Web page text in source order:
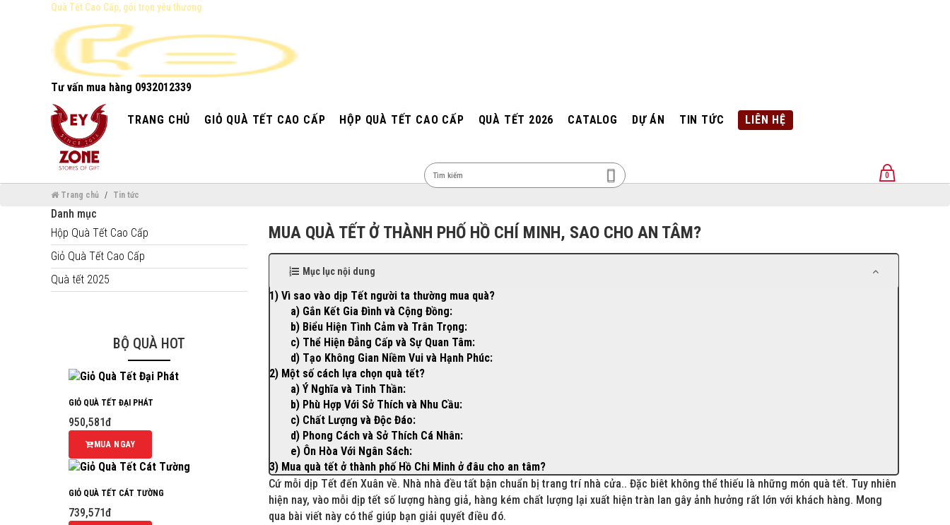
Quà Tết Cao Cấp, gói trọn yêu thương
Tư vấn mua hàng 0932012339
TRANG CHỦ GIỎ QUÀ TẾT CAO CẤP HỘP QUÀ TẾT CAO CẤP QUÀ TẾT 2026 CATALOG DỰ ÁN TIN TỨC LIÊN HỆ
MENU
0
Trang chủ
Tin tức
MUA QUÀ TẾT Ở THÀNH PHỐ HỒ CHÍ MINH, SAO CHO AN TÂM?
Mục lục nội dung
1) Vì sao vào dịp Tết người ta thường mua quà?
a) Gắn Kết Gia Đình và Cộng Đồng:
b) Biểu Hiện Tình Cảm và Trân Trọng:
c) Thể Hiện Đẳng Cấp và Sự Quan Tâm:
d) Tạo Không Gian Niềm Vui và Hạnh Phúc:
2) Một số cách lựa chọn quà tết?
a) Ý Nghĩa và Tinh Thần:
b) Phù Hợp Với Sở Thích và Nhu Cầu:
c) Chất Lượng và Độc Đáo:
d) Phong Cách và Sở Thích Cá Nhân:
e) Ôn Hòa Với Ngân Sách:
3) Mua quà tết ở thành phố Hồ Chi Minh ở đâu cho an tâm?
Cứ mỗi dịp Tết đến Xuân về. Nhà nhà đều tất bận chuẩn bị trang trí nhà cửa.. Đặc biêt không thể thiếu là những món quà tết. Tuy nhiên
hiện nay, vào mỗi dịp tết số lượng hàng giả, hàng kém chất lượng lại xuất hiện tràn lan gây ảnh hưởng rất lớn với khách hàng. Mong
qua bài viết này có thể giúp bạn giải quyết điều đó.
Danh mục
Hộp Quà Tết Cao Cấp
Giỏ Quà Tết Cao Cấp
Quà tết 2025
BỘ QUÀ HOT
GIỎ QUÀ TẾT ĐẠI PHÁT
950,581đ
MUA NGAY
GIỎ QUÀ TẾT CÁT TƯỜNG
739,571đ